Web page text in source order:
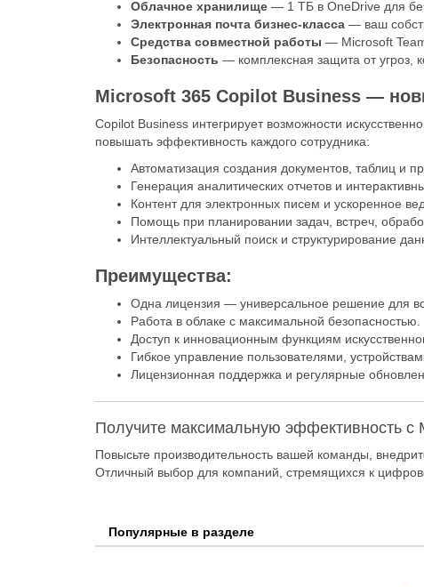
Облачное хранилище — 1 ТБ в OneDrive для
Электронная почта бизнес-класса — ваш
Средства совместной работы — Microsoft
Безопасность — комплексная защита от угроз,
Microsoft 365 Copilot Business —
Copilot Business интегрирует возможности
повышать эффективность каждого сотрудника:
Автоматизация создания документов, таблиц и
Генерация аналитических отчетов и
Контент для электронных писем и ускоренное
Помощь при планировании задач, встреч,
Интеллектуальный поиск и структурирование
Преимущества:
Одна лицензия — универсальное решение для
Работа в облаке с максимальной безопасностью.
Доступ к инновационным функциям
Гибкое управление пользователями,
Лицензионная поддержка и регулярные
Получите максимальную эффективность с
Повысьте производительность вашей команды,
Отличный выбор для компаний, стремящихся к
Популярные в разделе